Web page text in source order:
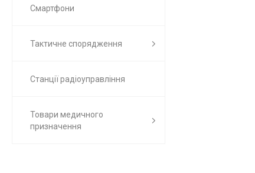
Смартфони
Тактичне спорядження
Станції радіоуправління
Товари медичного
призначення